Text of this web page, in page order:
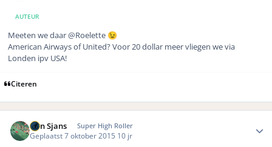
AUTEUR
Meeten we daar @Roelette 😉
American Airways of United? Voor 20 dollar meer vliegen we via
Londen ipv USA!
Citeren
Bon Sjans Super High Roller
Geplaatst7 oktober 2015 10 jr